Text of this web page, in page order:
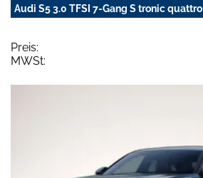
Audi S5 3.0 TFSI 7-Gang S tronic quattro
Preis:
MWSt: